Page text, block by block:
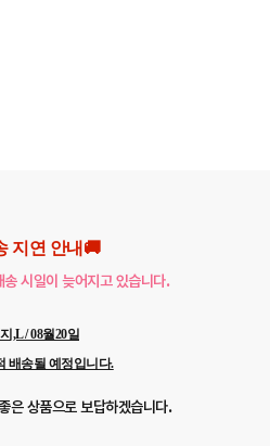
지연 안내🚚
시일이 늦어지고 있습니다.
,L / 08월20일
배송될 예정입니다.
은 상품으로 보답하겠습니다.